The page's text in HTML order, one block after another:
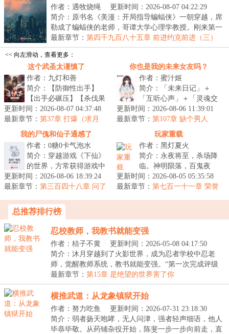
作者：遇牧烧绳
更新时间：2026-08-07 04:22:29
简介：原书名《美漫：开局指导蝙蝠侠》一朝穿越，席
勒成了蝙蝠侠的老师，哥谭大学心理学教授。刚来第一
天...
最新章节： 第四千九百八十五章 前进约克前进（三）
<< 向左滑动，查看更多：
这个武圣太谨慎了
作者：九灯和善
简介：【防御性出手】
【出手必碾压】【杀伐果
断】【人情世故】“我真不
惹事，只是防御性先下手
为强。”穿...
更新时间：2026-08-07 04:37:48
最新章节： 第37章 打爆（求月
你也是我的未来女友吗？
作者：蜜汁姬
简介：「未来日记」＋
「互听心声」＋「灵魂交
换」【年，月日，阴】
【他俩离婚了】【宋云深
这个笨蛋，都不...
更新时间：2026-08-06 11:39:01
最新章节： 第107章 缺个男人
我的尸傀和仙子通感了
作者：0糖0卡气泡水
简介：穿越游戏《下仙》
的世界，方常获得游戏中
的炼尸道职业系统。只需
让尸傀与天资上佳、且相
更新时间：2026-08-06 18:39:24
最新章节： 第三百四十八章 问了
玩家重载
作者：黑灯夏火
简介：永夜将至，杀场降
临。神明陨落，百鬼夜
行。你可以站在台前，向
世人宣布时代浪潮的到
更新时间：2026-08-05 05:35:58
最新章节： 第七百一十一章 荣誉
总推荐排行榜
忍校教师，我教书就能变强
作者：桔子不黄
更新时间：2026-05-08 04:17:50
简介：沐月穿越到了火影世界，成为忍者学校中忍老
师，觉醒教师系统，教书就能变强。“第一次完成评级
为a...
最新章节： 第15章 是绝望的世界害了你
横推武道：从龙象镇狱开始
作者：努力吃鱼
更新时间：2026-07-31 23:18:30
简介：弱者扬天咆哮，无人问津，强者轻声细语，他人
毕恭毕敬。从药铺杂役开始，陈斐一步一步向前走，直